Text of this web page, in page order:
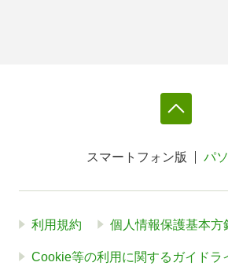
スマートフォン版 パ
利用規約 個人情報保護基本方
Cookie等の利用に関するガイドラ